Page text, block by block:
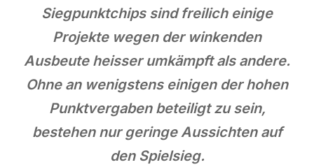
Siegpunktchips sind freilich einige
Projekte wegen der winkenden
Ausbeute heisser umkämpft als andere.
Ohne an wenigstens einigen der hohen
Punktvergaben beteiligt zu sein,
bestehen nur geringe Aussichten auf
den Spielsieg.